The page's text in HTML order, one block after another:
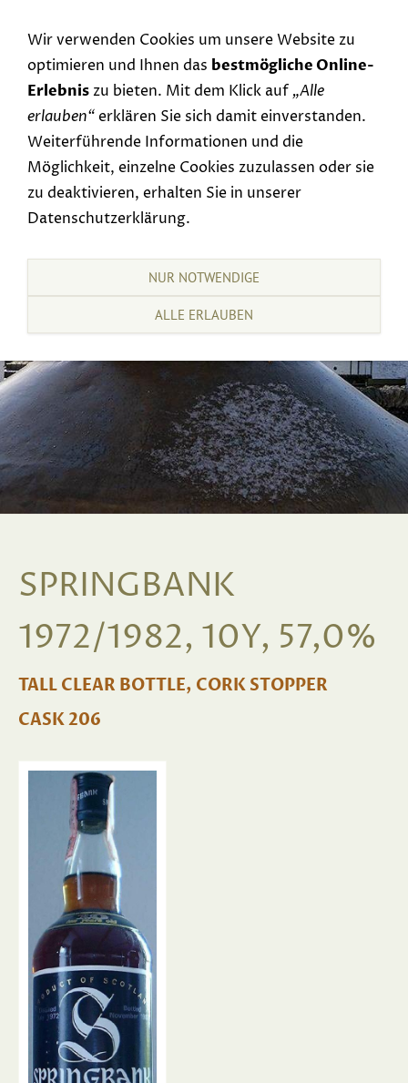
SPRINGBANK
1972/1982, 10Y, 57,0%
TALL CLEAR BOTTLE, CORK STOPPER
CASK 206
Wir verwenden Cookies um unsere Website zu
optimieren und Ihnen das bestmögliche Online-
Erlebniszu bieten. Mit dem Klick auf „Alle
erlauben“erklären Sie sich damit einverstanden.
Weiterführende Informationen und die
Möglichkeit, einzelne Cookies zuzulassen oder sie
zu deaktivieren, erhalten Sie in unserer
Datenschutzerklärung.
NUR NOTWENDIGE
ALLE ERLAUBEN